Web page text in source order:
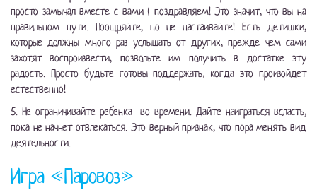
просто замычал вместе с вами ( поздравляем! Это значит, что вы на
правильном пути. Поощряйте, но не настаивайте! Есть детишки,
которые должны много раз услышать от других, прежде чем сами
захотят воспроизвести, позвольте им получить в достатке эту
радость. Просто будьте готовы поддержать, когда это произойдет
естественно!
5. Не ограничивайте ребенка во времени. Дайте наиграться всласть,
пока не начнет отвлекаться. Это верный признак, что пора менять вид
деятельности.
Игра «Паровоз»